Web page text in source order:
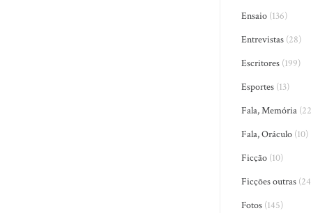
Ensaio (136)
Entrevistas (28)
Escritores (199)
Esportes (13)
Fala, Memória
Fala, Oráculo (10)
Ficção (10)
Ficções outras
Fotos (145)